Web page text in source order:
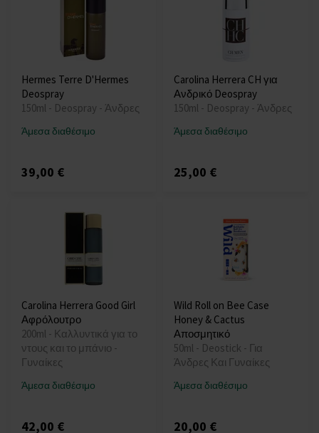
Hermes Terre D'Hermes
Deospray
150ml - Deospray - Άνδρες
Άμεσα διαθέσιμο
39,00 €
Carolina Herrera CH για
Ανδρικό Deospray
150ml - Deospray - Άνδρες
Άμεσα διαθέσιμο
25,00 €
Carolina Herrera Good Girl
Αφρόλουτρο
200ml - Καλλυντικά για το
ντους και το μπάνιο -
Γυναίκες
Άμεσα διαθέσιμο
42,00 €
Wild Roll on Bee Case
Honey & Cactus
Αποσμητικό
50ml - Deostick - Για
Άνδρες Και Γυναίκες
Άμεσα διαθέσιμο
20,00 €